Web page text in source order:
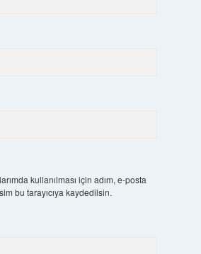
kullanılması için adım, e-posta
bu tarayıcıya kaydedilsin.